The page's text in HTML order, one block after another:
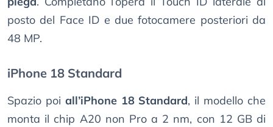
posto del Face ID e due fotocamere posteriori da
48 MP.
iPhone 18 Standard
Spazio poi all’iPhone 18 Standard, il modello che
monta il chip A20 non Pro a 2 nm, con 12 GB di